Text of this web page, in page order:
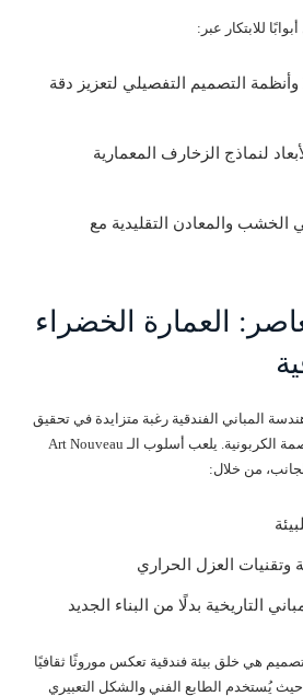
للابتكار عبر:
وأنظمة التصميم التفصيلي لتعزيز دقة
لنماذج الزخارف المعمارية
والمعادن التقليدية مع
العمارة الخضراء
المباني الفندقية رغبة متزايدة في تحقيق
الاستدامة البيئية ومراعاة البصمة الكربونية. يلعب أسلوب الـ Art Nouveau
من خلال:
وتقنيات العزل الحراري
التاريخية بدلًا من البناء الجديد
هي خلق بيئة فندقية تعكس موروثًا ثقافيًا
حيث يُستخدم الطابع الفني والشكل التعبيري